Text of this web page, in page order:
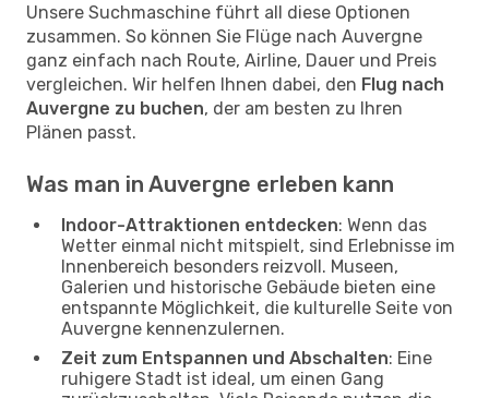
Unsere Suchmaschine führt all diese Optionen
zusammen. So können Sie Flüge nach Auvergne
ganz einfach nach Route, Airline, Dauer und Preis
vergleichen. Wir helfen Ihnen dabei, den Flug nach
Auvergne zu buchen, der am besten zu Ihren
Plänen passt.
Was man in Auvergne erleben kann
Indoor-Attraktionen entdecken: Wenn das
Wetter einmal nicht mitspielt, sind Erlebnisse im
Innenbereich besonders reizvoll. Museen,
Galerien und historische Gebäude bieten eine
entspannte Möglichkeit, die kulturelle Seite von
Auvergne kennenzulernen.
Zeit zum Entspannen und Abschalten: Eine
ruhigere Stadt ist ideal, um einen Gang